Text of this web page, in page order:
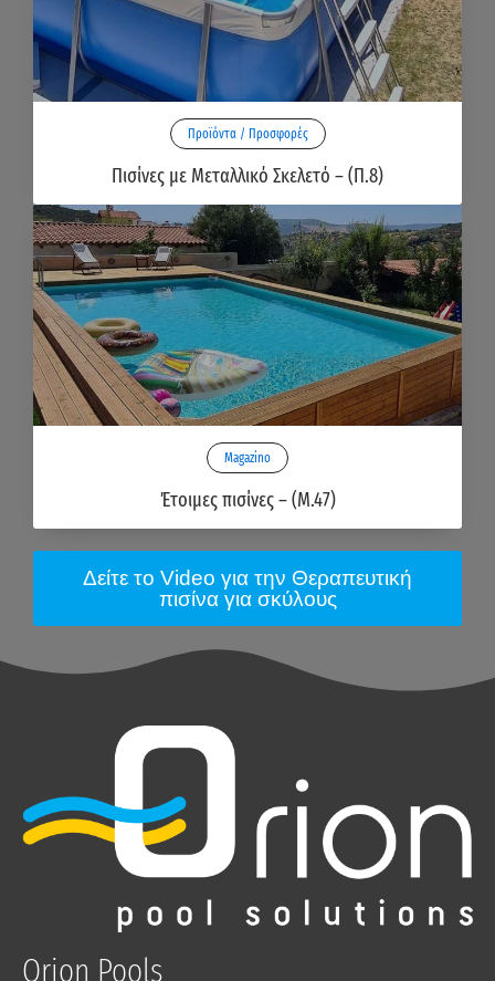
Προϊόντα / Προσφορές
Πισίνες με Μεταλλικό Σκελετό – (Π.8)
Magazino
Έτοιμες πισίνες – (M.47)
Δείτε το Video για την Θεραπευτική
πισίνα για σκύλους
Orion Pools